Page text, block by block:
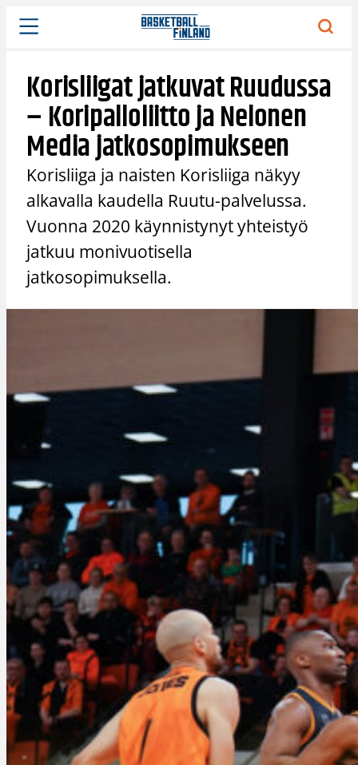
Siirry
sisältöön
Korisliigat jatkuvat Ruudussa
– Koripalloliitto ja Nelonen
Media jatkosopimukseen
Korisliiga ja naisten Korisliiga näkyy
alkavalla kaudella Ruutu-palvelussa.
Vuonna 2020 käynnistynyt yhteistyö
jatkuu monivuotisella
jatkosopimuksella.